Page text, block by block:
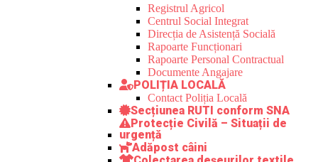
Registrul Agricol
Centrul Social Integrat
Direcția de Asistență Socială
Rapoarte Funcționari
Rapoarte Personal Contractual
Documente Angajare
POLIȚIA LOCALĂ
Contact Poliția Locală
Secțiunea RUTI conform SNA
Protecție Civilă – Situații de
urgență
Adăpost câini